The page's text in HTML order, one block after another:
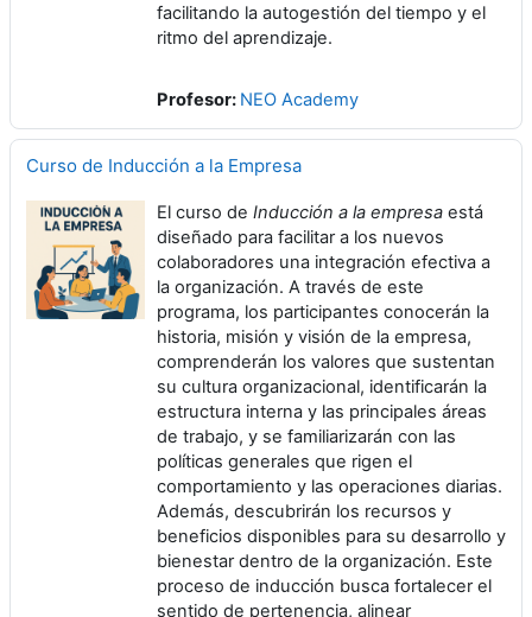
facilitando la autogestión del tiempo y el
ritmo del aprendizaje.
Profesor: NEO Academy
Curso de Inducción a la Empresa
El curso de Inducción a la empresa está
diseñado para facilitar a los nuevos
colaboradores una integración efectiva a
la organización. A través de este
programa, los participantes conocerán la
historia, misión y visión de la empresa,
comprenderán los valores que sustentan
su cultura organizacional, identificarán la
estructura interna y las principales áreas
de trabajo, y se familiarizarán con las
políticas generales que rigen el
comportamiento y las operaciones diarias.
Además, descubrirán los recursos y
beneficios disponibles para su desarrollo y
bienestar dentro de la organización. Este
proceso de inducción busca fortalecer el
sentido de pertenencia, alinear